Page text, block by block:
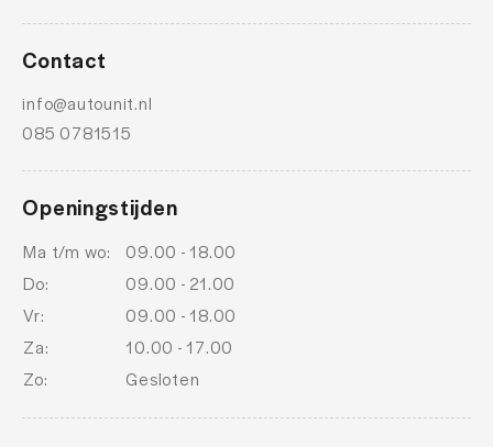
Contact
info@autounit.nl
085 0781515
Openingstijden
Ma t/m wo:
09.00 - 18.00
Do:
09.00 - 21.00
Vr:
09.00 - 18.00
Za:
10.00 - 17.00
Zo:
Gesloten